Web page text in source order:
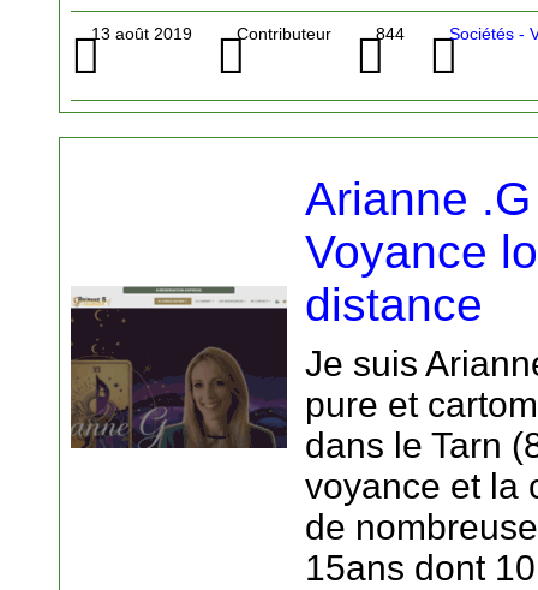
13 août 2019 Contributeur 844 Sociétés -
Arianne
Voyance
distance
Je suis
pure et
dans le Tarn
voyance et la
de
15ans dont